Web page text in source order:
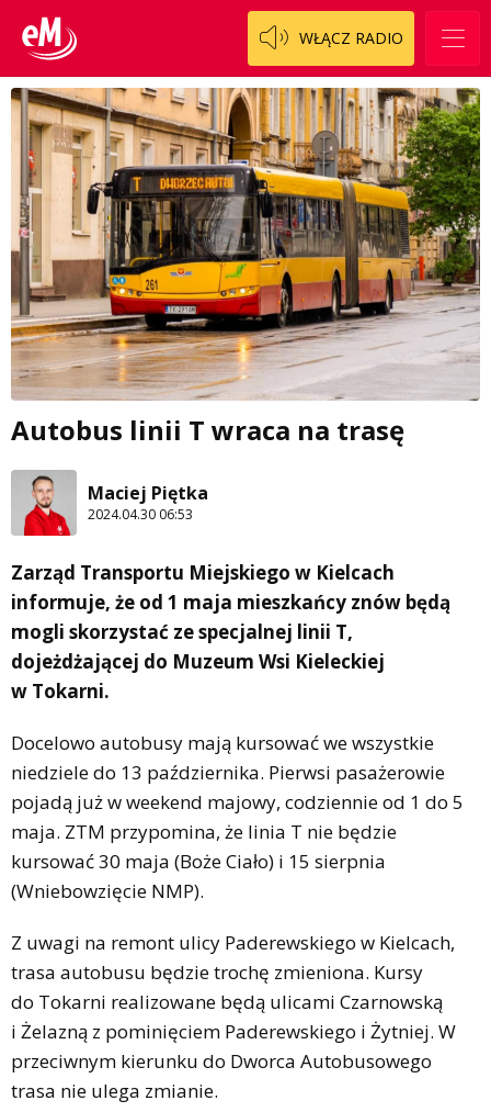
WŁĄCZ RADIO
Autobus linii T wraca na trasę
Maciej Piętka
2024.04.30 06:53
Zarząd Transportu Miejskiego w Kielcach
informuje, że od 1 maja mieszkańcy znów będą
mogli skorzystać ze specjalnej linii T,
dojeżdżającej do Muzeum Wsi Kieleckiej
w Tokarni.
Docelowo autobusy mają kursować we wszystkie
niedziele do 13 października. Pierwsi pasażerowie
pojadą już w weekend majowy, codziennie od 1 do 5
maja. ZTM przypomina, że linia T nie będzie
kursować 30 maja (Boże Ciało) i 15 sierpnia
(Wniebowzięcie NMP).
Z uwagi na remont ulicy Paderewskiego w Kielcach,
trasa autobusu będzie trochę zmieniona. Kursy
do Tokarni realizowane będą ulicami Czarnowską
i Żelazną z pominięciem Paderewskiego i Żytniej. W
przeciwnym kierunku do Dworca Autobusowego
trasa nie ulega zmianie.